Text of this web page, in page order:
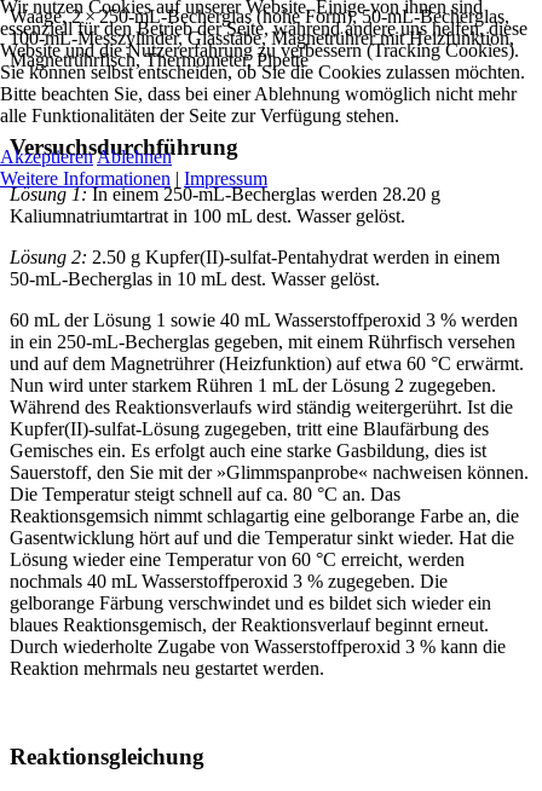
Waage, 2 × 250‑mL‑Becherglas (hohe Form), 50‑mL‑Becherglas,
100‑mL‑Messzylinder, Glasstäbe, Magnetrührer mit Heizfunktion,
Magnetrührfisch, Thermometer, Pipette
Versuchsdurchführung
Lösung 1:In einem 250‑mL‑Becherglas werden 28.20 g
Kaliumnatriumtartrat in 100 mL dest. Wasser gelöst.
Lösung 2: 2.50 g Kupfer(II)-sulfat-Pentahydrat werden in einem
50‑mL‑Becherglas in 10 mL dest. Wasser gelöst.
60 mL der Lösung 1 sowie 40 mL Wasserstoffperoxid 3 % werden
in ein 250‑mL‑Becherglas gegeben, mit einem Rührfisch versehen
und auf dem Magnetrührer (Heizfunktion) auf etwa 60 °C erwärmt.
Nun wird unter starkem Rühren 1 mL der Lösung 2 zugegeben.
Während des Reaktionsverlaufs wird ständig weitergerührt. Ist die
Kupfer(II)-sulfat‑Lösung zugegeben, tritt eine Blaufärbung des
Gemisches ein. Es erfolgt auch eine starke Gasbildung, dies ist
Sauerstoff, den Sie mit der »Glimmspanprobe« nachweisen können.
Die Temperatur steigt schnell auf ca. 80 °C an. Das
Reaktionsgemsich nimmt schlagartig eine gelborange Farbe an, die
Gasentwicklung hört auf und die Temperatur sinkt wieder. Hat die
Lösung wieder eine Temperatur von 60 °C erreicht, werden
nochmals 40 mL Wasserstoffperoxid 3 % zugegeben. Die
gelborange Färbung verschwindet und es bildet sich wieder ein
blaues Reaktionsgemisch, der Reaktionsverlauf beginnt erneut.
Durch wiederholte Zugabe von Wasserstoffperoxid 3 % kann die
Reaktion mehrmals neu gestartet werden.
Reaktionsgleichung
Wir nutzen Cookies auf unserer Website. Einige von ihnen sind
essenziell für den Betrieb der Seite, während andere uns helfen, diese
Website und die Nutzererfahrung zu verbessern (Tracking Cookies).
Sie können selbst entscheiden, ob Sie die Cookies zulassen möchten.
Bitte beachten Sie, dass bei einer Ablehnung womöglich nicht mehr
alle Funktionalitäten der Seite zur Verfügung stehen.
AkzeptierenAblehnen
Weitere Informationen | Impressum